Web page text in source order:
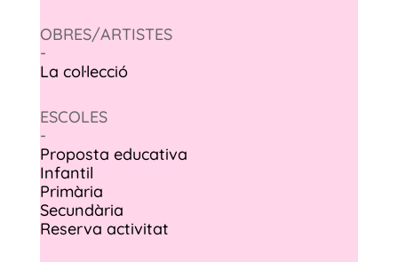
OBRES/ARTISTES
-
La col·lecció
ESCOLES
-
Proposta educativa
Infantil
Primària
Secundària
Reserva activitat